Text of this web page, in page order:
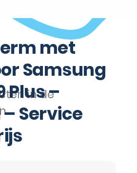
in de
met
Samsung
Plus –
Service